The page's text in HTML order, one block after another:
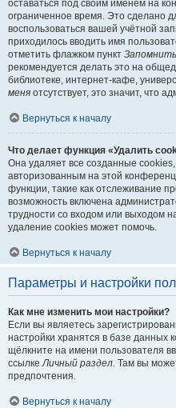
оставаться под своим именем на
ограниченное время. Это сделано
воспользоваться вашей учётной
приходилось вводить имя
отметить флажком пункт
рекомендуется делать это на
библиотеке, интернет-кафе,
меня отсутствует, это значит, что
Вернуться к началу
Что делает функция «Удалить
Она удаляет все созданные
авторизованным на этой
функции, такие как отслеживание
возможность включена
трудности со входом или выходом
удаление cookies может помочь.
Вернуться к началу
Параметры и настройки
Как мне изменить мои настройки?
Если вы являетесь
настройки хранятся в базе
щёлкните на имени пользователя
ссылкеЛичный раздел. Там вы
предпочтения.
Вернуться к началу